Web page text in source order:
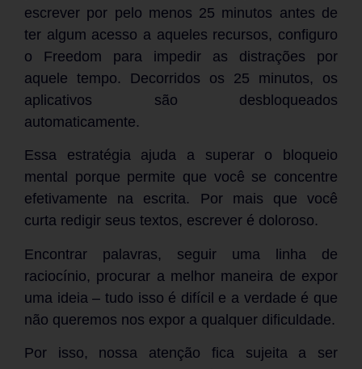
escrever por pelo menos 25 minutos antes de
ter algum acesso a aqueles recursos, configuro
o Freedom para impedir as distrações por
aquele tempo. Decorridos os 25 minutos, os
aplicativos são desbloqueados
automaticamente.
Essa estratégia ajuda a superar o bloqueio
mental porque permite que você se concentre
efetivamente na escrita. Por mais que você
curta redigir seus textos, escrever é doloroso.
Encontrar palavras, seguir uma linha de
raciocínio, procurar a melhor maneira de expor
uma ideia – tudo isso é difícil e a verdade é que
não queremos nos expor a qualquer dificuldade.
Por isso, nossa atenção fica sujeita a ser